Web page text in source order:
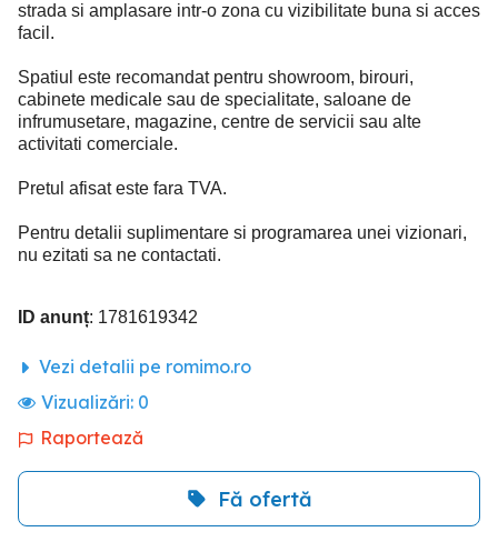
strada si amplasare intr-o zona cu vizibilitate buna si acces
facil.
Spatiul este recomandat pentru showroom, birouri,
cabinete medicale sau de specialitate, saloane de
infrumusetare, magazine, centre de servicii sau alte
activitati comerciale.
Pretul afisat este fara TVA.
Pentru detalii suplimentare si programarea unei vizionari,
nu ezitati sa ne contactati.
ID anunț: 1781619342
Vezi detalii pe romimo.ro
Vizualizări: 0
Raportează
Fă ofertă